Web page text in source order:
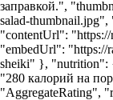
заправкой.",
salad-
"contentUrl":
"embedUrl": "https://
sheiki" }, "nutrition":
"280 калорий на
"AggregateRating",